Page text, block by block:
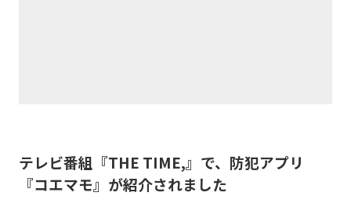
テレビ番組『THE TIME,』で、防犯アプリ
『コエマモ』が紹介されました